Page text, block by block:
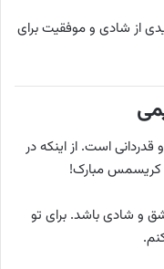
از شادی و موفقیت برای
است. از اینکه در
کریسمس مبارک!
و شادی باشد. برای تو